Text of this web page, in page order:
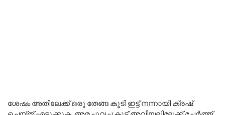
ശേഷം അതിലേക്ക് ഒരു തേങ്ങ കൂടി ഇട്ട് നന്നായി ക്രഷ്